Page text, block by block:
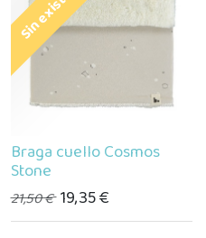
Braga cuello Cosmos
Stone
21,50€ 19,35€